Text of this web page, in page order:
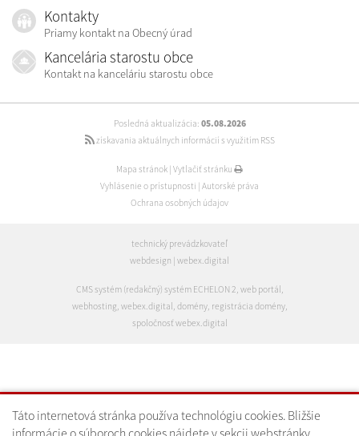
Táto internetová stránka používa technológiu cookies. Bližšie
informácie o súboroch cookies nájdete v sekcii webstránky
Kontakty
Priamy kontakt na Obecný úrad
Kancelária starostu obce
Kontakt na kanceláriu starostu obce
Posledná aktualizácia: 05.08.2026
získavania aktuálnych informácií s využitím RSS
Mapa stránok | Vytlačiť stránku
Vyhlásenie o prístupnosti | Autorské práva
Ochrana osobných údajov
technický prevádzkovateľ
webdesign | webex.digital
CMS systém (redakčný) systém ECHELON 2 web portál
webhosting webex.digital domény, registrácia domény,
spoločnosť webex.digital